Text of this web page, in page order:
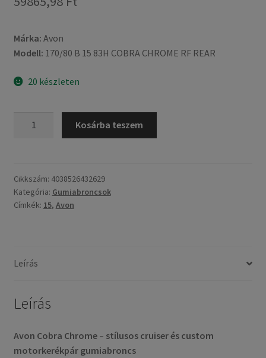
Márka: Avon
Modell: 170/80 B 15 83H COBRA CHROME RF REAR
20 készleten
83H
COBRA
CHROME
gumi)
Kosárba teszem
Cikkszám: 4038526432629
Kategória: Gumiabroncsok
Címkék: 15, Avon
Leírás
Leírás
Avon Cobra Chrome – stílusos cruiser és custom
motorkerékpár gumiabroncs